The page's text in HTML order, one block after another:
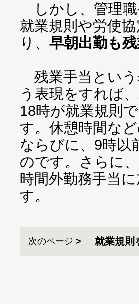
しかし、管理職
就業規則や労使
り、 早朝出勤も
残業手当という
う表現をすれば
18時が就業規則
す。休憩時間な
ならびに、9時以
のです。さらに
時間外勤務手当
す。
次のページ 就業規則